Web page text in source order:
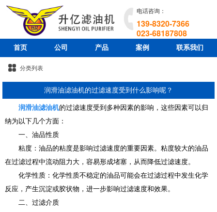
电话咨询：
139-8320-7366
023-68187808
首页 公司 产品 案例 联系我们
分类列表
润滑油滤油机的过滤速度受到什么影响呢？
润滑油滤油机的过滤速度受到多种因素的影响，这些因素可以归
纳为以下几个方面：
一、油品性质
粘度：油品的粘度是影响过滤速度的重要因素。粘度较大的油品
在过滤过程中流动阻力大，容易形成堵塞，从而降低过滤速度。
化学性质：化学性质不稳定的油品可能会在过滤过程中发生化学
反应，产生沉淀或胶状物，进一步影响过滤速度和效果。
二、过滤介质